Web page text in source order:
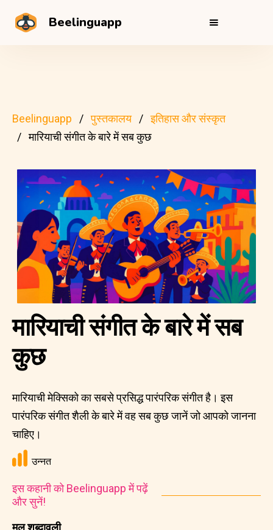
Beelinguapp
Beelinguapp पुस्तकालय
इतिहास और संस्कृत
मारियाची संगीत के बारे में सब कुछ
मूल शब्दावली
मारियाची संगीत के बारे में सब
कुछ
मारियाची मेक्सिको का सबसे प्रसिद्ध पारंपरिक संगीत है। इस
पारंपरिक संगीत शैली के बारे में वह सब कुछ जानें जो आपको जानना
चाहिए।
उन्नत
इस कहानी को Beelinguapp में पढ़ें
और सुनें!